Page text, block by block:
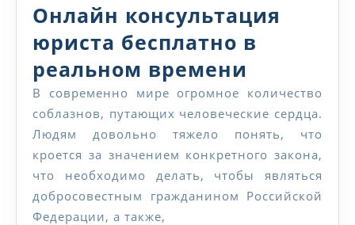
Онлайн консультация
юриста бесплатно в
реальном времени
юриста
в
реальном
В современно мире огромное количество
соблазнов, путающих человеческие сердца.
Людям довольно тяжело понять, что
кроется за значением конкретного закона,
что необходимо делать, чтобы являться
добросовестным гражданином Российской
Федерации, а также,